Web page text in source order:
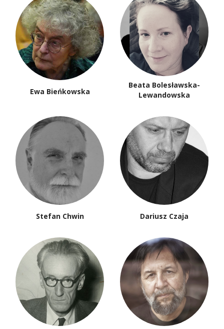
Ewa Bieńkowska
Beata Bolesławska-
Lewandowska
Stefan Chwin Dariusz Czaja